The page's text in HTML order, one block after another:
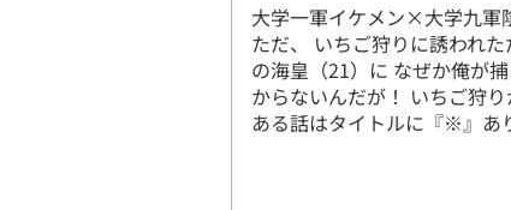
大学一軍イケメン×大学九軍
ただ、 いちご狩りに誘われ
の海皇（21）に なぜか俺が
からないんだが！ いちご狩
ある話はタイトルに『※』あ